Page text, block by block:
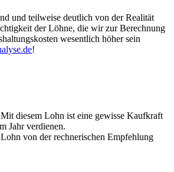
und teilweise deutlich von der Realität
der Löhne, die wir zur Berechnung
wesentlich höher sein
!
diesem Lohn ist eine gewisse Kaufkraft
Jahr verdienen.
von der rechnerischen Empfehlung